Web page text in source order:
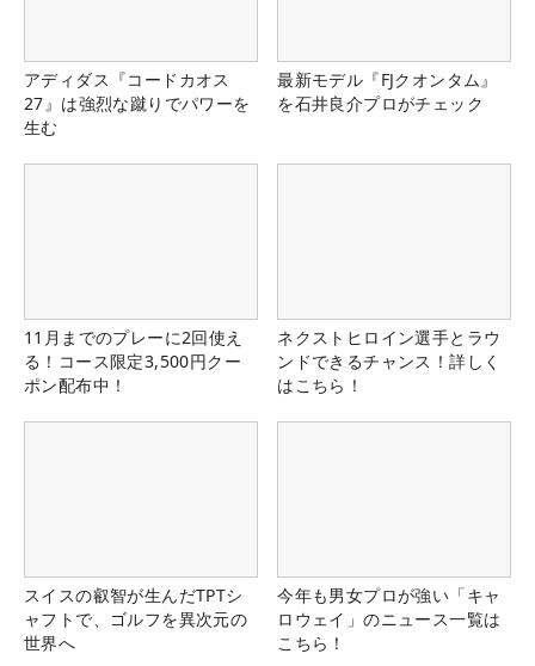
アディダス『コードカオス
27』は強烈な蹴りでパワーを
生む
最新モデル『FJクオンタム』
を石井良介プロがチェック
11月までのプレーに2回使え
る！コース限定3,500円クー
ポン配布中！
ネクストヒロイン選手とラウ
ンドできるチャンス！詳しく
はこちら！
スイスの叡智が生んだTPTシ
ャフトで、ゴルフを異次元の
世界へ
今年も男女プロが強い「キャ
ロウェイ」のニュース一覧は
こちら！